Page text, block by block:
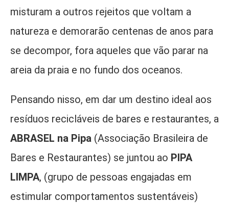
misturam a outros rejeitos que voltam a
natureza e demorarão centenas de anos para
se decompor, fora aqueles que vão parar na
areia da praia e no fundo dos oceanos.
Pensando nisso, em dar um destino ideal aos
resíduos recicláveis de bares e restaurantes, a
ABRASEL na Pipa (Associação Brasileira de
Bares e Restaurantes) se juntou ao PIPA
LIMPA, (grupo de pessoas engajadas em
estimular comportamentos sustentáveis)